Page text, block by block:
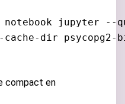
notebook jupyter --
dir psycopg2-
compact en